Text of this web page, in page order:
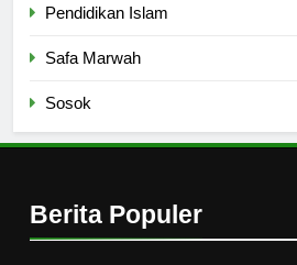
Pendidikan Islam
Safa Marwah
Sosok
Berita Populer
Pesantren
Santri
ke